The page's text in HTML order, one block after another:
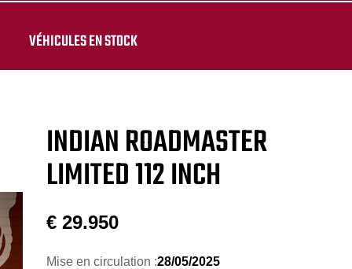
VÉHICULES EN STOCK
INDIAN ROADMASTER
LIMITED 112 INCH
€ 29.950
Mise en circulation :28/05/2025